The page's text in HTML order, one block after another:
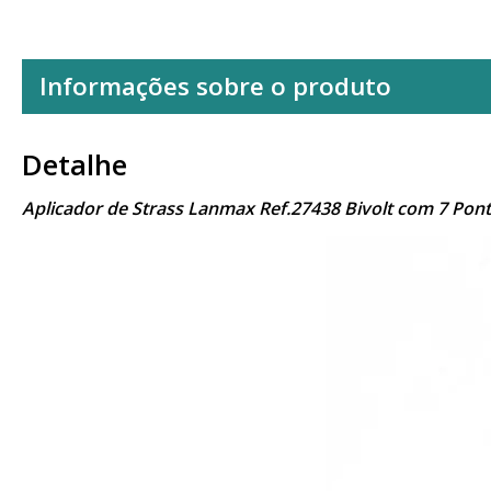
Informações sobre o produto
Detalhe
Aplicador de Strass Lanmax Ref.27438 Bivolt com 7